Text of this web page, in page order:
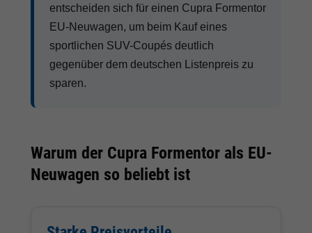
entscheiden sich für einen Cupra Formentor
EU-Neuwagen, um beim Kauf eines
sportlichen SUV-Coupés deutlich
gegenüber dem deutschen Listenpreis zu
sparen.
Warum der Cupra Formentor als EU-
Neuwagen so beliebt ist